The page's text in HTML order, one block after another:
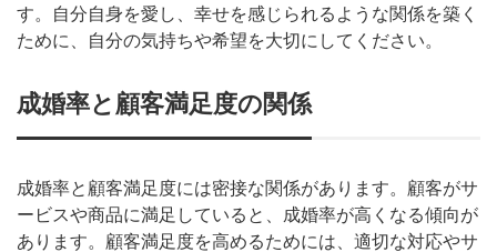
す。自分自身を愛し、幸せを感じられるような関係を築く
ために、自分の気持ちや希望を大切にしてください。
成婚率と顧客満足度の関係
成婚率と顧客満足度には密接な関係があります。顧客がサ
ービスや商品に満足していると、成婚率が高くなる傾向が
あります。顧客満足度を高めるためには、適切な対応やサ